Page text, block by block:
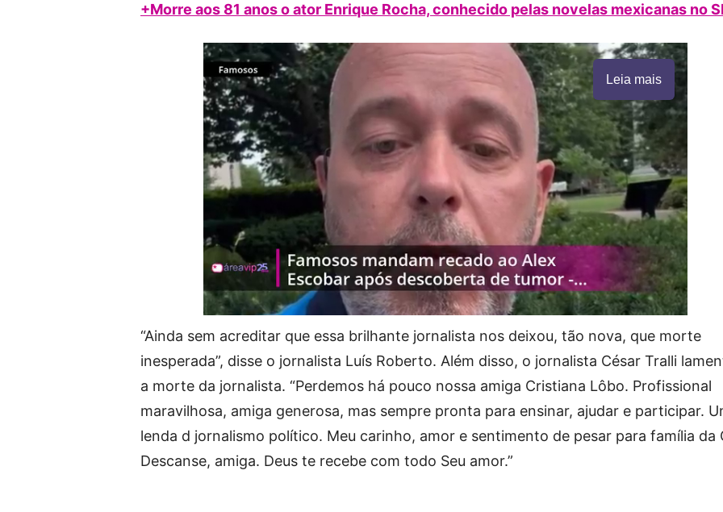
+Morre aos 81 anos o ator Enrique Rocha, conhecido pelas novelas mexicanas no
Leia mais
“Ainda sem acreditar que essa brilhante jornalista nos deixou, tão nova, que morte
inesperada”, disse o jornalista Luís Roberto. Além disso, o jornalista César Tralli
a morte da jornalista. “Perdemos há pouco nossa amiga Cristiana Lôbo. Profissional
maravilhosa, amiga generosa, mas sempre pronta para ensinar, ajudar e participar.
lenda d jornalismo político. Meu carinho, amor e sentimento de pesar para família da
Descanse, amiga. Deus te recebe com todo Seu amor.”